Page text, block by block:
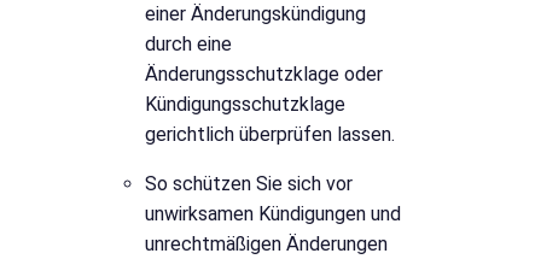
einer Änderungskündigung
durch eine
Änderungsschutzklage oder
Kündigungsschutzklage
gerichtlich überprüfen lassen.
So schützen Sie sich vor
unwirksamen Kündigungen und
unrechtmäßigen Änderungen